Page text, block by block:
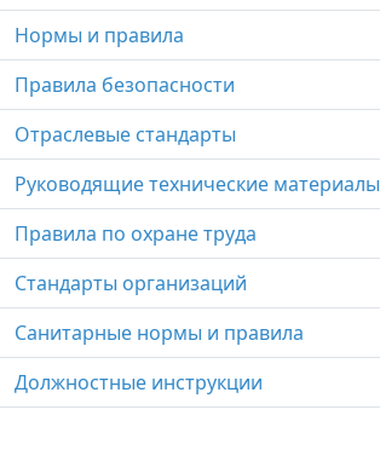
Нормы и правила
Правила безопасности
Отраслевые стандарты
Руководящие технические материалы
Правила по охране труда
Стандарты организаций
Санитарные нормы и правила
Должностные инструкции